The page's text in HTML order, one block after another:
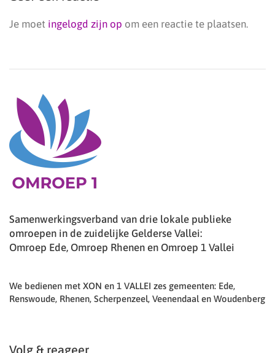
Je moet ingelogd zijn op om een reactie te plaatsen.
Samenwerkingsverband van drie lokale publieke
omroepen in de zuidelijke Gelderse Vallei:
Omroep Ede, Omroep Rhenen en Omroep 1 Vallei
We bedienen met XON en 1 VALLEI zes gemeenten: Ede,
Renswoude, Rhenen, Scherpenzeel, Veenendaal en Woudenberg
Volg & reageer